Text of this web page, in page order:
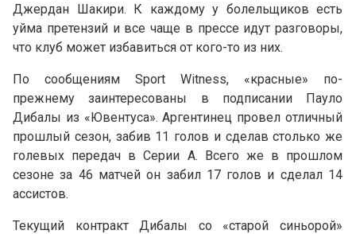
Джердан Шакири. К каждому у болельщиков есть
уйма претензий и все чаще в прессе идут разговоры,
что клуб может избавиться от кого-то из них.
По сообщениям Sport Witness, «красные» по-
прежнему заинтересованы в подписании Пауло
Дибалы из «Ювентуса». Аргентинец провел отличный
прошлый сезон, забив 11 голов и сделав столько же
голевых передач в Серии А. Всего же в прошлом
сезоне за 46 матчей он забил 17 голов и сделал 14
ассистов.
Текущий контракт Дибалы со «старой синьорой»